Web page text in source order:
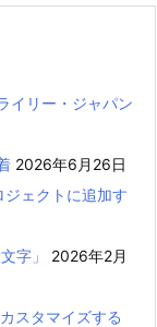
イリー・ジャパン
2026年6月26日
ェクトに追加す
字」
2026年2月
スタマイズする